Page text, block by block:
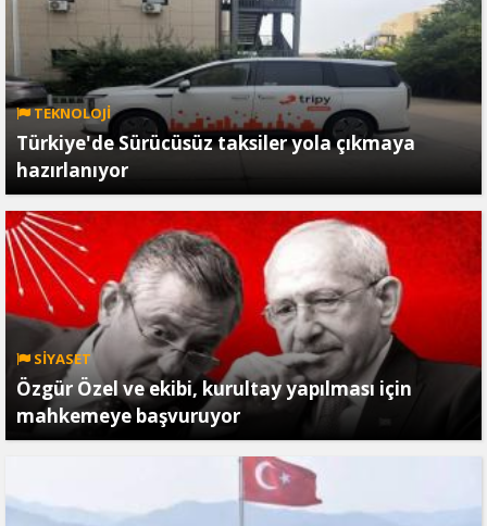
TEKNOLOJİ
Türkiye'de Sürücüsüz taksiler yola çıkmaya
hazırlanıyor
SİYASET
Özgür Özel ve ekibi, kurultay yapılması için
mahkemeye başvuruyor